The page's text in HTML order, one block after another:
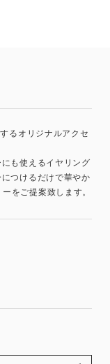
るオリジナルアクセ
も使えるイヤリング
つけるだけで華やか
をご提案致します。